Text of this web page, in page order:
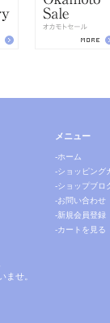
ませ。
メニュー
-ホーム
-ショッピング
-ショップブロ
-お問い合わせ
-新規会員登録
-カートを見る